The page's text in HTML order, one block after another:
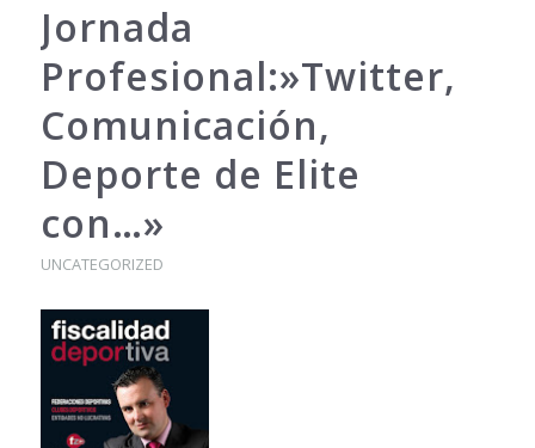
Jornada
Profesional:»Twitter,
Comunicación,
Deporte de Elite
con…»
UNCATEGORIZED